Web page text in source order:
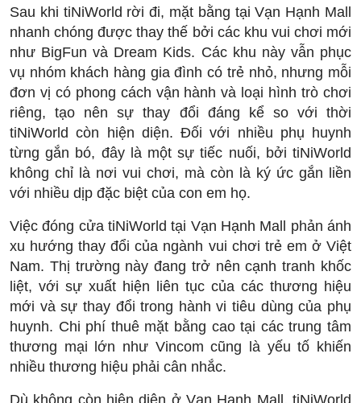
Sau khi tiNiWorld rời đi, mặt bằng tại Vạn Hạnh Mall
nhanh chóng được thay thế bởi các khu vui chơi mới
như BigFun và Dream Kids. Các khu này vẫn phục
vụ nhóm khách hàng gia đình có trẻ nhỏ, nhưng mỗi
đơn vị có phong cách vận hành và loại hình trò chơi
riêng, tạo nên sự thay đổi đáng kể so với thời
tiNiWorld còn hiện diện. Đối với nhiều phụ huynh
từng gắn bó, đây là một sự tiếc nuối, bởi tiNiWorld
không chỉ là nơi vui chơi, mà còn là ký ức gắn liền
với nhiều dịp đặc biệt của con em họ.
Việc đóng cửa tiNiWorld tại Vạn Hạnh Mall phản ánh
xu hướng thay đổi của ngành vui chơi trẻ em ở Việt
Nam. Thị trường này đang trở nên cạnh tranh khốc
liệt, với sự xuất hiện liên tục của các thương hiệu
mới và sự thay đổi trong hành vi tiêu dùng của phụ
huynh. Chi phí thuê mặt bằng cao tại các trung tâm
thương mại lớn như Vincom cũng là yếu tố khiến
nhiều thương hiệu phải cân nhắc.